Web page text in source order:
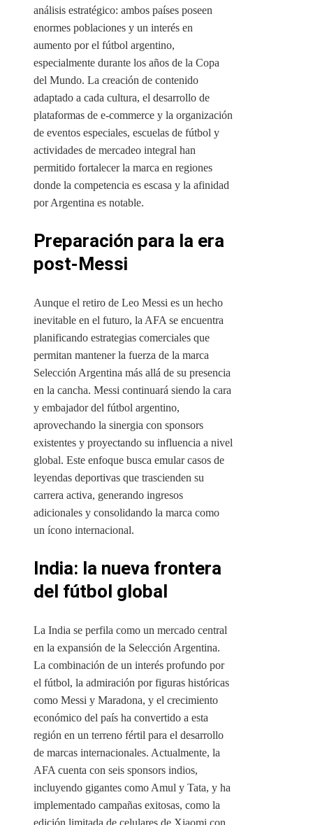
análisis estratégico: ambos países poseen
enormes poblaciones y un interés en
aumento por el fútbol argentino,
especialmente durante los años de la Copa
del Mundo. La creación de contenido
adaptado a cada cultura, el desarrollo de
plataformas de e-commerce y la organización
de eventos especiales, escuelas de fútbol y
actividades de mercadeo integral han
permitido fortalecer la marca en regiones
donde la competencia es escasa y la afinidad
por Argentina es notable.
Preparación para la era
post-Messi
Aunque el retiro de Leo Messi es un hecho
inevitable en el futuro, la AFA se encuentra
planificando estrategias comerciales que
permitan mantener la fuerza de la marca
Selección Argentina más allá de su presencia
en la cancha. Messi continuará siendo la cara
y embajador del fútbol argentino,
aprovechando la sinergia con sponsors
existentes y proyectando su influencia a nivel
global. Este enfoque busca emular casos de
leyendas deportivas que trascienden su
carrera activa, generando ingresos
adicionales y consolidando la marca como
un ícono internacional.
India: la nueva frontera
del fútbol global
La India se perfila como un mercado central
en la expansión de la Selección Argentina.
La combinación de un interés profundo por
el fútbol, la admiración por figuras históricas
como Messi y Maradona, y el crecimiento
económico del país ha convertido a esta
región en un terreno fértil para el desarrollo
de marcas internacionales. Actualmente, la
AFA cuenta con seis sponsors indios,
incluyendo gigantes como Amul y Tata, y ha
implementado campañas exitosas, como la